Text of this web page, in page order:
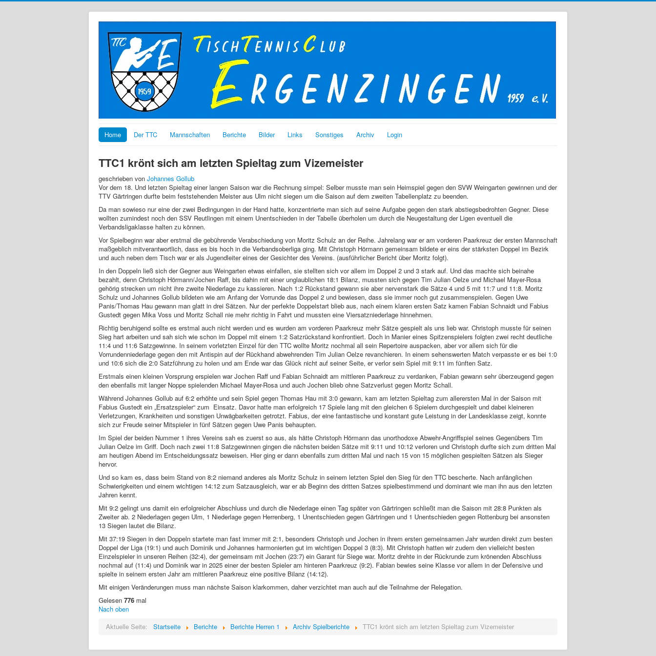
Home Der TTC Mannschaften Berichte Bilder Links Sonstiges Archiv Login
TTC1 krönt sich am letzten Spieltag zum Vizemeister
geschrieben von Johannes Gollub
Vor dem 18. Und letzten Spieltag einer langen Saison war die Rechnung simpel: Selber musste man sein Heimspiel gegen den SVW Weingarten gewinnen und der
TTV Gärtringen durfte beim feststehenden Meister aus Ulm nicht siegen um die Saison auf dem zweiten Tabellenplatz zu beenden.
Da man sowieso nur eine der zwei Bedingungen in der Hand hatte, konzentrierte man sich auf seine Aufgabe gegen den stark abstiegsbedrohten Gegner. Diese
wollten zumindest noch den SSV Reutlingen mit einem Unentschieden in der Tabelle überholen um durch die Neugestaltung der Ligen eventuell die
Verbandsligaklasse halten zu können.
Vor Spielbeginn war aber erstmal die gebührende Verabschiedung von Moritz Schulz an der Reihe. Jahrelang war er am vorderen Paarkreuz der ersten Mannschaft
maßgeblich mitverantwortlich, dass es bis hoch in die Verbandsoberliga ging. Mit Christoph Hörmann gemeinsam bildete er eins der stärksten Doppel im Bezirk
und auch neben dem Tisch war er als Jugendleiter eines der Gesichter des Vereins. (ausführlicher Bericht über Moritz folgt).
In den Doppeln ließ sich der Gegner aus Weingarten etwas einfallen, sie stellten sich vor allem im Doppel 2 und 3 stark auf. Und das machte sich beinahe
bezahlt, denn Christoph Hörmann/Jochen Raff, bis dahin mit einer unglaublichen 18:1 Bilanz, mussten sich gegen Tim Julian Oelze und Michael Mayer-Rosa
gehörig strecken um nicht ihre zweite Niederlage zu kassieren. Nach 1:2 Rückstand gewann sie aber nervenstark die Sätze 4 und 5 mit 11:7 und 11:8. Moritz
Schulz und Johannes Gollub bildeten wie am Anfang der Vorrunde das Doppel 2 und bewiesen, dass sie immer noch gut zusammenspielen. Gegen Uwe
Panis/Thomas Hau gewann man glatt in drei Sätzen. Nur der perfekte Doppelstart blieb aus, nach einem klaren ersten Satz kamen Fabian Schnaidt und Fabius
Gustedt gegen Mika Voss und Moritz Schall nie mehr richtig in Fahrt und mussten eine Viersatzniederlage hinnehmen.
Richtig beruhigend sollte es erstmal auch nicht werden und es wurden am vorderen Paarkreuz mehr Sätze gespielt als uns lieb war. Christoph musste für seinen
Sieg hart arbeiten und sah sich wie schon im Doppel mit einem 1:2 Satzrückstand konfrontiert. Doch in Manier eines Spitzenspielers folgten zwei recht deutliche
11:4 und 11:6 Satzgewinne. In seinem vorletzten Einzel für den TTC wollte Moritz nochmal all sein Repertoire auspacken, aber vor allem sich für die
Vorrundenniederlage gegen den mit Antispin auf der Rückhand abwehrenden Tim Julian Oelze revanchieren. In einem sehenswerten Match verpasste er es bei 1:0
und 10:6 sich die 2:0 Satzführung zu holen und am Ende war das Glück nicht auf seiner Seite, er verlor sein Spiel mit 9:11 im fünften Satz.
Erstmals einen kleinen Vorsprung erspielen war Jochen Raff und Fabian Schnaidt am mittleren Paarkreuz zu verdanken, Fabian gewann sehr überzeugend gegen
den ebenfalls mit langer Noppe spielenden Michael Mayer-Rosa und auch Jochen blieb ohne Satzverlust gegen Moritz Schall.
Während Johannes Gollub auf 6:2 erhöhte und sein Spiel gegen Thomas Hau mit 3:0 gewann, kam am letzten Spieltag zum allerersten Mal in der Saison mit
Fabius Gustedt ein „Ersatzspieler“ zum Einsatz. Davor hatte man erfolgreich 17 Spiele lang mit den gleichen 6 Spielern durchgespielt und dabei kleineren
Verletzungen, Krankheiten und sonstigen Unwägbarkeiten getrotzt. Fabius, der eine fantastische und konstant gute Leistung in der Landesklasse zeigt, konnte
sich zur Freude seiner Mitspieler in fünf Sätzen gegen Uwe Panis behaupten.
Im Spiel der beiden Nummer 1 ihres Vereins sah es zuerst so aus, als hätte Christoph Hörmann das unorthodoxe Abwehr-Angriffspiel seines Gegenübers Tim
Julian Oelze im Griff. Doch nach zwei 11:8 Satzgewinnen gingen die nächsten beiden Sätze mit 9:11 und 10:12 verloren und Christoph durfte sich zum dritten Mal
am heutigen Abend im Entscheidungssatz beweisen. Hier ging er dann ebenfalls zum dritten Mal und nach 15 von 15 möglichen gespielten Sätzen als Sieger
hervor.
Und so kam es, dass beim Stand von 8:2 niemand anderes als Moritz Schulz in seinem letzten Spiel den Sieg für den TTC bescherte. Nach anfänglichen
Schwierigkeiten und einem wichtigen 14:12 zum Satzausgleich, war er ab Beginn des dritten Satzes spielbestimmend und dominant wie man ihn aus den letzten
Jahren kennt.
Mit 9:2 gelingt uns damit ein erfolgreicher Abschluss und durch die Niederlage einen Tag später von Gärtringen schließt man die Saison mit 28:8 Punkten als
Zweiter ab. 2 Niederlagen gegen Ulm, 1 Niederlage gegen Herrenberg, 1 Unentschieden gegen Gärtringen und 1 Unentschieden gegen Rottenburg bei ansonsten
13 Siegen lautet die Bilanz.
Mit 37:19 Siegen in den Doppeln startete man fast immer mit 2:1, besonders Christoph und Jochen in ihrem ersten gemeinsamen Jahr wurden direkt zum besten
Doppel der Liga (19:1) und auch Dominik und Johannes harmonierten gut im wichtigen Doppel 3 (8:3). Mit Christoph hatten wir zudem den vielleicht besten
Einzelspieler in unseren Reihen (32:4), der gemeinsam mit Jochen (23:7) ein Garant für Siege war. Moritz drehte in der Rückrunde zum krönenden Abschluss
nochmal auf (11:4) und Dominik war in 2025 einer der besten Spieler am hinteren Paarkreuz (9:2). Fabian bewies seine Klasse vor allem in der Defensive und
spielte in seinem ersten Jahr am mittleren Paarkreuz eine positive Bilanz (14:12).
Mit einigen Veränderungen muss man nächste Saison klarkommen, daher verzichtet man auch auf die Teilnahme der Relegation.
Gelesen 776 mal
Nach oben
Aktuelle Seite:
Startseite Berichte Berichte Herren 1 Archiv Spielberichte TTC1 krönt sich am letzten Spieltag zum Vizemeister